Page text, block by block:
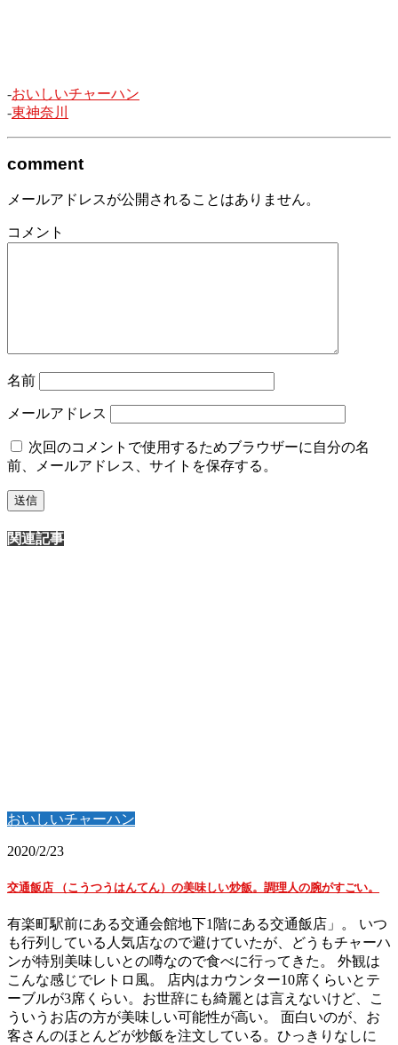
-おいしいチャーハン
-東神奈川
comment
メールアドレスが公開されることはありません。
コメント
名前
メールアドレス
次回のコメントで使用するためブラウザーに自分の名
前、メールアドレス、サイトを保存する。
関連記事
おいしいチャーハン
2020/2/23
交通飯店 （こうつうはんてん）の美味しい炒飯。調理人の腕がすごい。
有楽町駅前にある交通会館地下1階にある交通飯店」。 いつ
も行列している人気店なので避けていたが、どうもチャーハ
ンが特別美味しいとの噂なので食べに行ってきた。 外観は
こんな感じでレトロ風。 店内はカウンター10席くらいとテ
ーブルが3席くらい。お世辞にも綺麗とは言えないけど、こ
ういうお店の方が美味しい可能性が高い。 面白いのが、お
客さんのほとんどが炒飯を注文している。ひっきりなしに